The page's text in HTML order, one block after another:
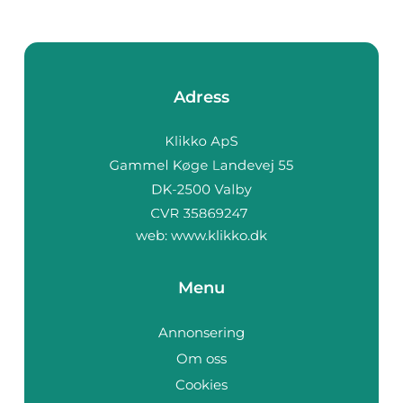
Adress
web: www.klikko.dk
Menu
Annonsering
Om oss
Cookies